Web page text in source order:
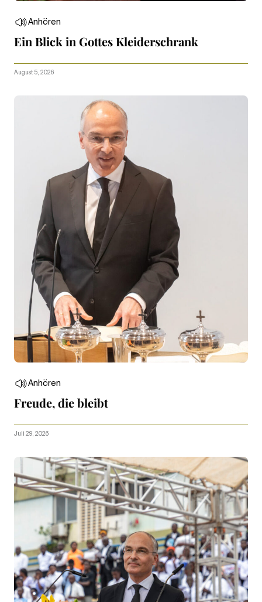
Anhören
Ein Blick in Gottes Kleiderschrank
August 5, 2026
Anhören
Freude, die bleibt
Juli 29, 2026